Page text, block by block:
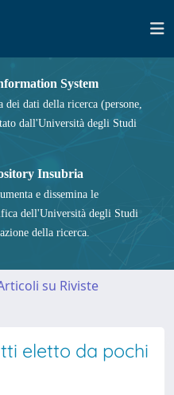
System
dei dati della ricerca (persone,
dall'Università degli Studi
Insubria
e dissemina le
dell'Università degli Studi
della ricerca.
su Riviste
eletto da pochi